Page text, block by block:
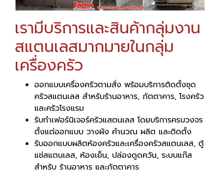
เรามีบริการและสินค้ากลุ่มงาน
สแตนเลสมากมายในกลุ่ม
เครื่องครัว
ออกแบบเครื่องครัวตามสั่ง พร้อมบริการติดตั้งชุด
ครัวสแตนเลส สำหรับร้านอาหาร, ภัตตาคาร, โรงครัว
และครัวโรงแรม​​​​​​
รับทำเฟอร์นิเจอร์ครัวแสตนเลส โดยบริการครบวงจร
ตั้งแต่ออกแบบ วางผัง คำนวณ ผลิต และติดตั้ง
รับออกแบบผลิตห้องครัวและเครื่องครัวสแตนเลส, ตู้
แช่สแตนเลส, ห้องเย็น, ปล่องดูดควัน, ระบบแก๊ส
สำหรับ ร้านอาหาร และภัตตาคาร